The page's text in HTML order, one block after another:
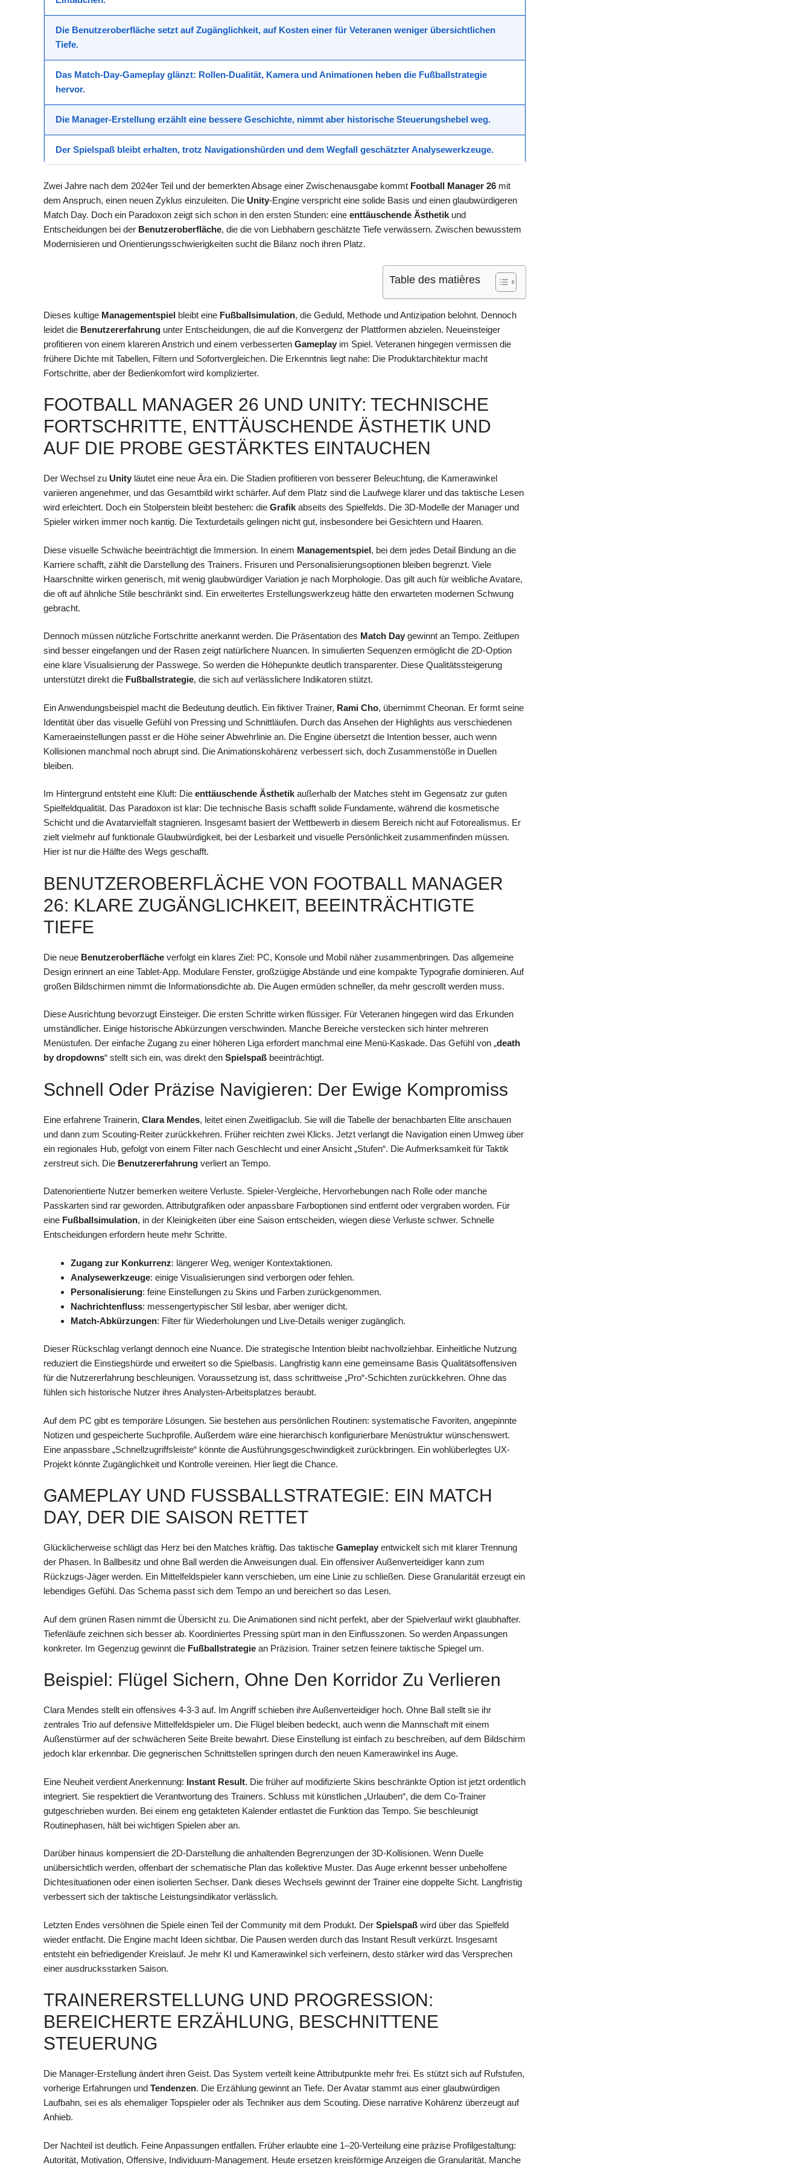
Die Benutzeroberfläche setzt auf Zugänglichkeit, auf Kosten einer für Veteranen weniger übersichtlichen
Tiefe.
Das Match-Day-Gameplay glänzt: Rollen-Dualität, Kamera und Animationen heben die Fußballstrategie
hervor.
Die Manager-Erstellung erzählt eine bessere Geschichte, nimmt aber historische Steuerungshebel weg.
Der Spielspaß bleibt erhalten, trotz Navigationshürden und dem Wegfall geschätzter Analysewerkzeuge.
Zwei Jahre nach dem 2024er Teil und der bemerkten Absage einer Zwischenausgabe kommt Football Manager 26 mit
dem Anspruch, einen neuen Zyklus einzuleiten. Die Unity-Engine verspricht eine solide Basis und einen glaubwürdigeren
Match Day. Doch ein Paradoxon zeigt sich schon in den ersten Stunden: eine enttäuschende Ästhetik und
Entscheidungen bei der Benutzeroberfläche, die die von Liebhabern geschätzte Tiefe verwässern. Zwischen bewusstem
Modernisieren und Orientierungsschwierigkeiten sucht die Bilanz noch ihren Platz.
Table des matières
Dieses kultige Managementspiel bleibt eine Fußballsimulation, die Geduld, Methode und Antizipation belohnt. Dennoch
leidet die Benutzererfahrung unter Entscheidungen, die auf die Konvergenz der Plattformen abzielen. Neueinsteiger
profitieren von einem klareren Anstrich und einem verbesserten Gameplay im Spiel. Veteranen hingegen vermissen die
frühere Dichte mit Tabellen, Filtern und Sofortvergleichen. Die Erkenntnis liegt nahe: Die Produktarchitektur macht
Fortschritte, aber der Bedienkomfort wird komplizierter.
FOOTBALL MANAGER 26 UND UNITY: TECHNISCHE
FORTSCHRITTE, ENTTÄUSCHENDE ÄSTHETIK UND
AUF DIE PROBE GESTÄRKTES EINTAUCHEN
Der Wechsel zu Unity läutet eine neue Ära ein. Die Stadien profitieren von besserer Beleuchtung, die Kamerawinkel
variieren angenehmer, und das Gesamtbild wirkt schärfer. Auf dem Platz sind die Laufwege klarer und das taktische Lesen
wird erleichtert. Doch ein Stolperstein bleibt bestehen: die Grafik abseits des Spielfelds. Die 3D-Modelle der Manager und
Spieler wirken immer noch kantig. Die Texturdetails gelingen nicht gut, insbesondere bei Gesichtern und Haaren.
Diese visuelle Schwäche beeinträchtigt die Immersion. In einem Managementspiel, bei dem jedes Detail Bindung an die
Karriere schafft, zählt die Darstellung des Trainers. Frisuren und Personalisierungsoptionen bleiben begrenzt. Viele
Haarschnitte wirken generisch, mit wenig glaubwürdiger Variation je nach Morphologie. Das gilt auch für weibliche Avatare,
die oft auf ähnliche Stile beschränkt sind. Ein erweitertes Erstellungswerkzeug hätte den erwarteten modernen Schwung
gebracht.
Dennoch müssen nützliche Fortschritte anerkannt werden. Die Präsentation des Match Day gewinnt an Tempo. Zeitlupen
sind besser eingefangen und der Rasen zeigt natürlichere Nuancen. In simulierten Sequenzen ermöglicht die 2D-Option
eine klare Visualisierung der Passwege. So werden die Höhepunkte deutlich transparenter. Diese Qualitätssteigerung
unterstützt direkt die Fußballstrategie, die sich auf verlässlichere Indikatoren stützt.
Ein Anwendungsbeispiel macht die Bedeutung deutlich. Ein fiktiver Trainer, Rami Cho, übernimmt Cheonan. Er formt seine
Identität über das visuelle Gefühl von Pressing und Schnittläufen. Durch das Ansehen der Highlights aus verschiedenen
Kameraeinstellungen passt er die Höhe seiner Abwehrlinie an. Die Engine übersetzt die Intention besser, auch wenn
Kollisionen manchmal noch abrupt sind. Die Animationskohärenz verbessert sich, doch Zusammenstöße in Duellen
bleiben.
Im Hintergrund entsteht eine Kluft: Die enttäuschende Ästhetik außerhalb der Matches steht im Gegensatz zur guten
Spielfeldqualität. Das Paradoxon ist klar: Die technische Basis schafft solide Fundamente, während die kosmetische
Schicht und die Avatarvielfalt stagnieren. Insgesamt basiert der Wettbewerb in diesem Bereich nicht auf Fotorealismus. Er
zielt vielmehr auf funktionale Glaubwürdigkeit, bei der Lesbarkeit und visuelle Persönlichkeit zusammenfinden müssen.
Hier ist nur die Hälfte des Wegs geschafft.
BENUTZEROBERFLÄCHE VON FOOTBALL MANAGER
26: KLARE ZUGÄNGLICHKEIT, BEEINTRÄCHTIGTE
TIEFE
Die neue Benutzeroberfläche verfolgt ein klares Ziel: PC, Konsole und Mobil näher zusammenbringen. Das allgemeine
Design erinnert an eine Tablet-App. Modulare Fenster, großzügige Abstände und eine kompakte Typografie dominieren. Auf
großen Bildschirmen nimmt die Informationsdichte ab. Die Augen ermüden schneller, da mehr gescrollt werden muss.
Diese Ausrichtung bevorzugt Einsteiger. Die ersten Schritte wirken flüssiger. Für Veteranen hingegen wird das Erkunden
umständlicher. Einige historische Abkürzungen verschwinden. Manche Bereiche verstecken sich hinter mehreren
Menüstufen. Der einfache Zugang zu einer höheren Liga erfordert manchmal eine Menü-Kaskade. Das Gefühl von „death
by dropdowns“ stellt sich ein, was direkt den Spielspaß beeinträchtigt.
Schnell Oder Präzise Navigieren: Der Ewige Kompromiss
Eine erfahrene Trainerin, Clara Mendes, leitet einen Zweitligaclub. Sie will die Tabelle der benachbarten Elite anschauen
und dann zum Scouting-Reiter zurückkehren. Früher reichten zwei Klicks. Jetzt verlangt die Navigation einen Umweg über
ein regionales Hub, gefolgt von einem Filter nach Geschlecht und einer Ansicht „Stufen“. Die Aufmerksamkeit für Taktik
zerstreut sich. Die Benutzererfahrung verliert an Tempo.
Datenorientierte Nutzer bemerken weitere Verluste. Spieler-Vergleiche, Hervorhebungen nach Rolle oder manche
Passkarten sind rar geworden. Attributgrafiken oder anpassbare Farboptionen sind entfernt oder vergraben worden. Für
eine Fußballsimulation, in der Kleinigkeiten über eine Saison entscheiden, wiegen diese Verluste schwer. Schnelle
Entscheidungen erfordern heute mehr Schritte.
Zugang zur Konkurrenz: längerer Weg, weniger Kontextaktionen.
Analysewerkzeuge: einige Visualisierungen sind verborgen oder fehlen.
Personalisierung: feine Einstellungen zu Skins und Farben zurückgenommen.
Nachrichtenfluss: messengertypischer Stil lesbar, aber weniger dicht.
Match-Abkürzungen: Filter für Wiederholungen und Live-Details weniger zugänglich.
Dieser Rückschlag verlangt dennoch eine Nuance. Die strategische Intention bleibt nachvollziehbar. Einheitliche Nutzung
reduziert die Einstiegshürde und erweitert so die Spielbasis. Langfristig kann eine gemeinsame Basis Qualitätsoffensiven
für die Nutzererfahrung beschleunigen. Voraussetzung ist, dass schrittweise „Pro“-Schichten zurückkehren. Ohne das
fühlen sich historische Nutzer ihres Analysten-Arbeitsplatzes beraubt.
Auf dem PC gibt es temporäre Lösungen. Sie bestehen aus persönlichen Routinen: systematische Favoriten, angepinnte
Notizen und gespeicherte Suchprofile. Außerdem wäre eine hierarchisch konfigurierbare Menüstruktur wünschenswert.
Eine anpassbare „Schnellzugriffsleiste“ könnte die Ausführungsgeschwindigkeit zurückbringen. Ein wohlüberlegtes UX-
Projekt könnte Zugänglichkeit und Kontrolle vereinen. Hier liegt die Chance.
GAMEPLAY UND FUSSBALLSTRATEGIE: EIN MATCH D
AY, DER DIE SAISON RETTET
Glücklicherweise schlägt das Herz bei den Matches kräftig. Das taktische Gameplay entwickelt sich mit klarer Trennung
der Phasen. In Ballbesitz und ohne Ball werden die Anweisungen dual. Ein offensiver Außenverteidiger kann zum
Rückzugs-Jäger werden. Ein Mittelfeldspieler kann verschieben, um eine Linie zu schließen. Diese Granularität erzeugt ein
lebendiges Gefühl. Das Schema passt sich dem Tempo an und bereichert so das Lesen.
Auf dem grünen Rasen nimmt die Übersicht zu. Die Animationen sind nicht perfekt, aber der Spielverlauf wirkt glaubhafter.
Tiefenläufe zeichnen sich besser ab. Koordiniertes Pressing spürt man in den Einflusszonen. So werden Anpassungen
konkreter. Im Gegenzug gewinnt die Fußballstrategie an Präzision. Trainer setzen feinere taktische Spiegel um.
Beispiel: Flügel Sichern, Ohne Den Korridor Zu Verlieren
Clara Mendes stellt ein offensives 4-3-3 auf. Im Angriff schieben ihre Außenverteidiger hoch. Ohne Ball stellt sie ihr
zentrales Trio auf defensive Mittelfeldspieler um. Die Flügel bleiben bedeckt, auch wenn die Mannschaft mit einem
Außenstürmer auf der schwächeren Seite Breite bewahrt. Diese Einstellung ist einfach zu beschreiben, auf dem Bildschirm
jedoch klar erkennbar. Die gegnerischen Schnittstellen springen durch den neuen Kamerawinkel ins Auge.
Eine Neuheit verdient Anerkennung: Instant Result. Die früher auf modifizierte Skins beschränkte Option ist jetzt ordentlich
integriert. Sie respektiert die Verantwortung des Trainers. Schluss mit künstlichen „Urlauben“, die dem Co-Trainer
gutgeschrieben wurden. Bei einem eng getakteten Kalender entlastet die Funktion das Tempo. Sie beschleunigt
Routinephasen, hält bei wichtigen Spielen aber an.
Darüber hinaus kompensiert die 2D-Darstellung die anhaltenden Begrenzungen der 3D-Kollisionen. Wenn Duelle
unübersichtlich werden, offenbart der schematische Plan das kollektive Muster. Das Auge erkennt besser unbeholfene
Dichtesituationen oder einen isolierten Sechser. Dank dieses Wechsels gewinnt der Trainer eine doppelte Sicht. Langfristig
verbessert sich der taktische Leistungsindikator verlässlich.
Letzten Endes versöhnen die Spiele einen Teil der Community mit dem Produkt. Der Spielspaß wird über das Spielfeld
wieder entfacht. Die Engine macht Ideen sichtbar. Die Pausen werden durch das Instant Result verkürzt. Insgesamt
entsteht ein befriedigender Kreislauf. Je mehr KI und Kamerawinkel sich verfeinern, desto stärker wird das Versprechen
einer ausdrucksstarken Saison.
TRAINERERSTELLUNG UND PROGRESSION:
BEREICHERTE ERZÄHLUNG, BESCHNITTENE
STEUERUNG
Die Manager-Erstellung ändert ihren Geist. Das System verteilt keine Attributpunkte mehr frei. Es stützt sich auf Rufstufen,
vorherige Erfahrungen und Tendenzen. Die Erzählung gewinnt an Tiefe. Der Avatar stammt aus einer glaubwürdigen
Laufbahn, sei es als ehemaliger Topspieler oder als Techniker aus dem Scouting. Diese narrative Kohärenz überzeugt auf
Anhieb.
Der Nachteil ist deutlich. Feine Anpassungen entfallen. Früher erlaubte eine 1–20-Verteilung eine präzise Profilgestaltung:
Autorität, Motivation, Offensive, Individuum-Management. Heute ersetzen kreisförmige Anzeigen die Granularität. Manche